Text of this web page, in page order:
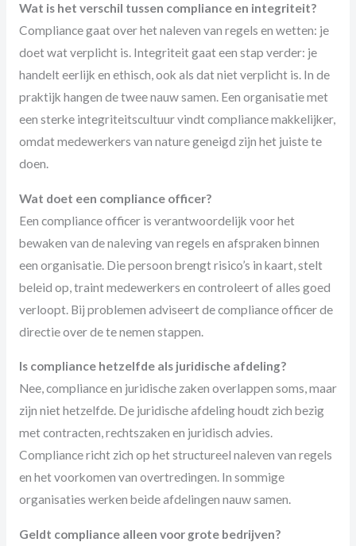
Wat is het verschil tussen compliance en integriteit?
Compliance gaat over het naleven van regels en wetten: je
doet wat verplicht is. Integriteit gaat een stap verder: je
handelt eerlijk en ethisch, ook als dat niet verplicht is. In de
praktijk hangen de twee nauw samen. Een organisatie met
een sterke integriteitscultuur vindt compliance makkelijker,
omdat medewerkers van nature geneigd zijn het juiste te
doen.
Wat doet een compliance officer?
Een compliance officer is verantwoordelijk voor het
bewaken van de naleving van regels en afspraken binnen
een organisatie. Die persoon brengt risico’s in kaart, stelt
beleid op, traint medewerkers en controleert of alles goed
verloopt. Bij problemen adviseert de compliance officer de
directie over de te nemen stappen.
Is compliance hetzelfde als juridische afdeling?
Nee, compliance en juridische zaken overlappen soms, maar
zijn niet hetzelfde. De juridische afdeling houdt zich bezig
met contracten, rechtszaken en juridisch advies.
Compliance richt zich op het structureel naleven van regels
en het voorkomen van overtredingen. In sommige
organisaties werken beide afdelingen nauw samen.
Geldt compliance alleen voor grote bedrijven?